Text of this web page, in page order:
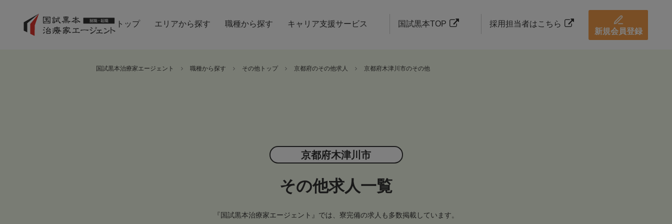
トップ エリアから探す 職種から探す キャリア支援サービス 国試黒本TOP
採用担当者はこちら
新規会員登録
国試黒本治療家エージェント 職種から探す その他トップ 京都府のその他求人 京都府木津川市のその他
京都府木津川市
その他求人一覧
『国試黒本治療家エージェント』では、寮完備の求人も多数掲載しています。